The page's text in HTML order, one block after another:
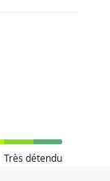
Très détendu